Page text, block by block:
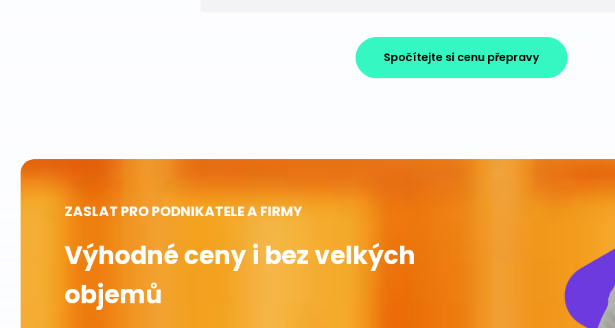
Spočítejte si cenu přepravy
ZASLAT PRO PODNIKATELE A FIRMY
Výhodné ceny i bez velkých
objemů